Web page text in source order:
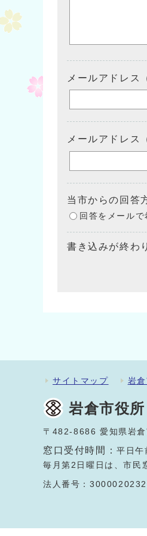
メールアドレス
メールアドレス
当市からの回答
回答をメールで
書き込みが終わ
サイトマップ 岩
岩倉市役所
〒482-8686 愛知県岩
窓口受付時間：平日午
毎月第2日曜日は、市民
法人番号：